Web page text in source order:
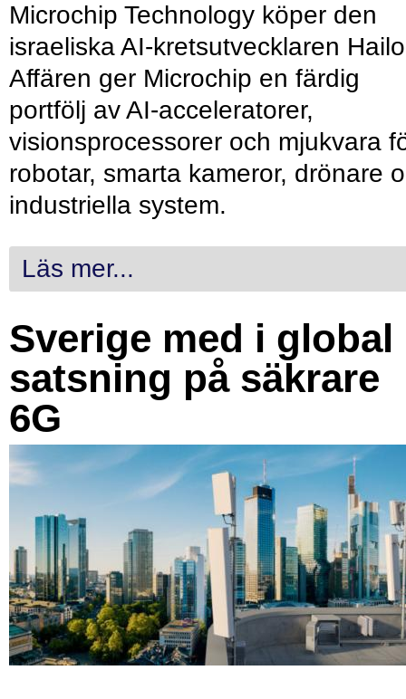
Microchip Technology köper den
israeliska AI-kretsutvecklaren
Affären ger Microchip en färdig
portfölj av AI-acceleratorer,
visionsprocessorer och mjukvara
robotar, smarta kameror, drönare
industriella system.
Läs mer...
Sverige med i global
satsning på säkrare
6G